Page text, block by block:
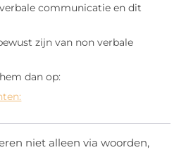
communicatie en dit
zijn van non verbale
dan op:
niet alleen via woorden,